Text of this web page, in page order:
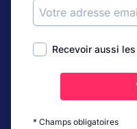
Recevoir aussi
* Champs obligatoires